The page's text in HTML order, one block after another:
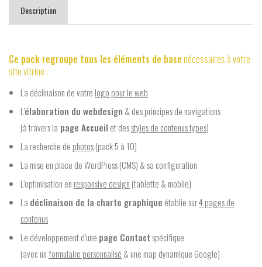
Description
Ce pack regroupe tous les éléments de basenécessaires à votre
site vitrine :
La déclinaison de votre logo pour le web
L’élaboration du webdesign & des principes de navigations
(à travers la page Accueil et desstyles de contenus types)
La recherche de photos(pack 5 à 10)
La mise en place de WordPress (CMS) & sa configuration
L’optimisation en responsive design (tablette & mobile)
La déclinaison de la charte graphique établie sur4 pages de
contenus
Le développement d’une page Contact spécifique
(avec unformulaire personnalisé & une map dynamique Google)